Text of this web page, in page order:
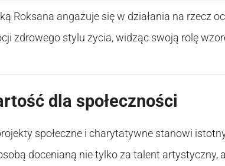
Roksana angażuje się w działania na rzecz
zdrowego stylu życia, widząc swoją rolę
dla społeczności
społeczne i charytatywne stanowi
docenianą nie tylko za talent artystyczny,